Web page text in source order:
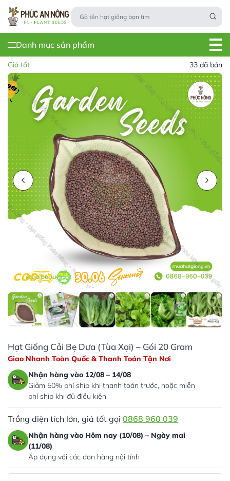
Danh mục sản phẩm
Giá tốt 33 đã bán
Hạt Giống Cải Bẹ Dưa (Tùa Xại) – Gói 20 Gram
Giao Nhanh Toàn Quốc & Thanh Toán Tận Nơi
Nhận hàng vào 12/08 – 14/08
Giảm 50% phí ship khi thanh toán trước, hoặc miễn
phí ship khi đủ điều kiện
Trồng diện tích lớn, giá tốt gọi 0868 960 039
Nhận hàng vào Hôm nay (10/08) – Ngày mai
(11/08)
Áp dụng với các đơn hàng nội tỉnh